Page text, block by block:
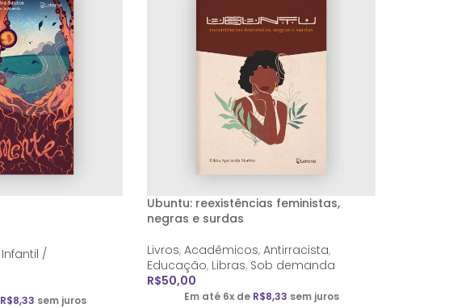
Infantil /
R$8,33 sem juros
Ubuntu: reexistências feministas,
negras e surdas
Livros, Acadêmicos, Antirracista,
Educação, Libras, Sob demanda
R$50,00
Em até 6x de R$8,33 sem juros